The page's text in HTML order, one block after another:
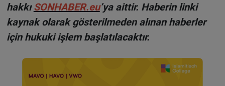
hakkıSONHABER.eu’ya aittir. Haberin linki
kaynak olarak gösterilmeden alınan haberler
için hukuki işlem başlatılacaktır.